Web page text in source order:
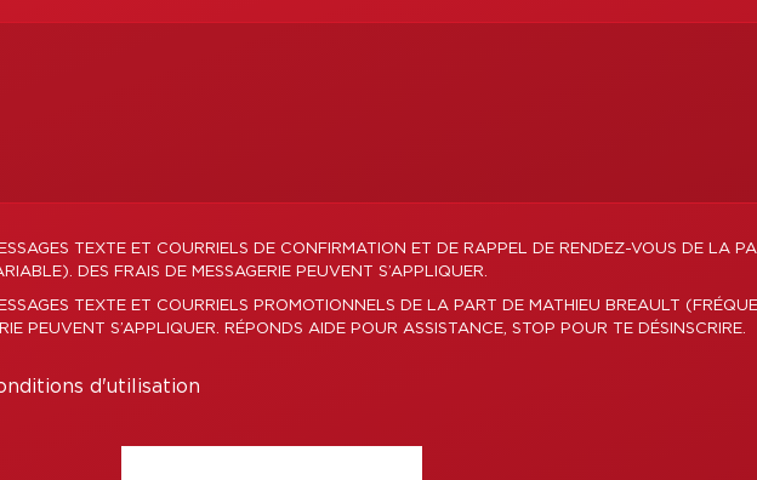
TEXTE ET COURRIELS DE CONFIRMATION ET DE RAPPEL DE RENDEZ-VOUS DE LA
DES FRAIS DE MESSAGERIE PEUVENT S’APPLIQUER.
TEXTE ET COURRIELS PROMOTIONNELS DE LA PART DE MATHIEU BREAULT
PEUVENT S’APPLIQUER. RÉPONDS AIDE POUR ASSISTANCE, STOP POUR TE DÉSINSCRIRE.
d'utilisation